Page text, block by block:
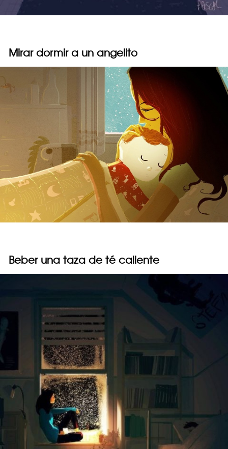
Mirar dormir a un angelito
Beber una taza de té caliente